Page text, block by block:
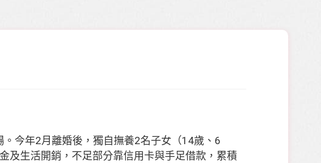
今年2月離婚後，獨自撫養2名子女（14歲、6
及生活開銷，不足部分靠信用卡與手足借款，累積